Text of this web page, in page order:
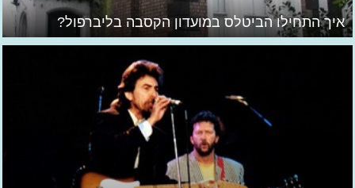
איך התחילו הביטלס במועדון הקסבה בליברפול?